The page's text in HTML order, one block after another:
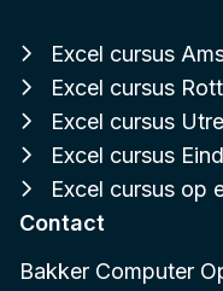
Excel cursus
Excel cursus
Excel cursus
Excel cursus
Excel cursus op
Contact
Bakker Computer